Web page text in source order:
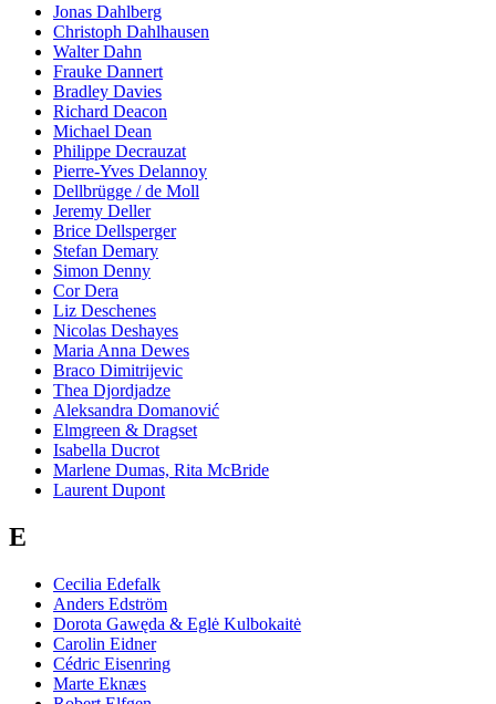
Jonas Dahlberg
Christoph Dahlhausen
Walter Dahn
Frauke Dannert
Bradley Davies
Richard Deacon
Michael Dean
Philippe Decrauzat
Pierre-Yves Delannoy
Dellbrügge / de Moll
Jeremy Deller
Brice Dellsperger
Stefan Demary
Simon Denny
Cor Dera
Liz Deschenes
Nicolas Deshayes
Maria Anna Dewes
Braco Dimitrijevic
Thea Djordjadze
Aleksandra Domanović
Elmgreen & Dragset
Isabella Ducrot
Marlene Dumas, Rita McBride
Laurent Dupont
E
Cecilia Edefalk
Anders Edström
Dorota Gawęda & Eglė Kulbokaitė
Carolin Eidner
Cédric Eisenring
Marte Eknæs